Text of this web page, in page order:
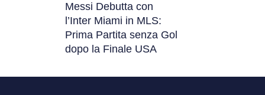
Messi Debutta con
l’Inter Miami in MLS:
Prima Partita senza Gol
dopo la Finale USA